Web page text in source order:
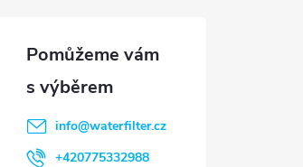
info@waterfilter.cz
+420775332988